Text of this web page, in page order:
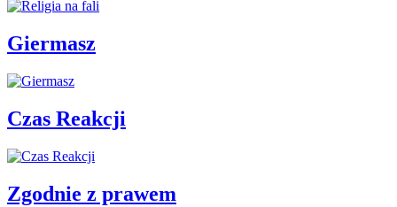
Giermasz
Czas Reakcji
Zgodnie z prawem